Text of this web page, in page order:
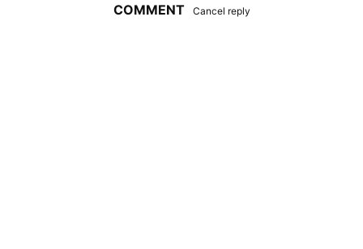
COMMENT Cancel reply